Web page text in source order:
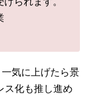
気に上げたら景
ス化も推し進め